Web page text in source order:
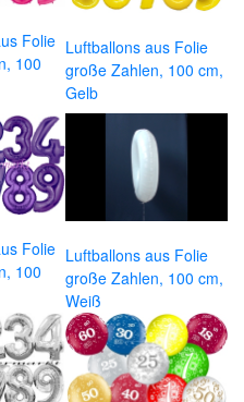
Folie
100
Luftballons aus Folie
große Zahlen, 100 cm,
Gelb
Folie
100
Luftballons aus Folie
große Zahlen, 100 cm,
Weiß